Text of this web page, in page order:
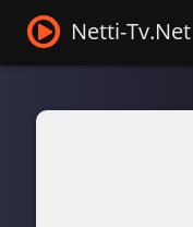
Netti-Tv.Net